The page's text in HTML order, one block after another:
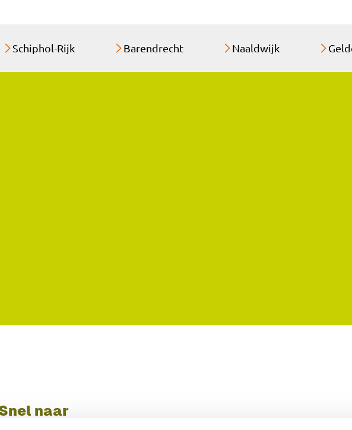
Schiphol-Rijk Barendrecht Naaldwijk
naar